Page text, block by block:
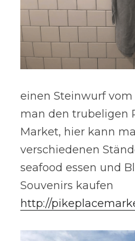
einen Steinwurf
man den trubeligen
Market, hier kann
verschiedenen
seafood essen und
http://